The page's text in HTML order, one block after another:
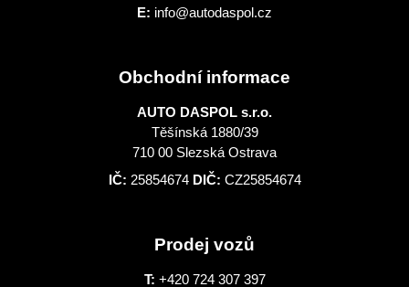
E: info@autodaspol.cz
Obchodní informace
AUTO DASPOL s.r.o.
Těšínská 1880/39
710 00 Slezská Ostrava
IČ: 25854674 DIČ: CZ25854674
Prodej vozů
T: +420 724 307 397